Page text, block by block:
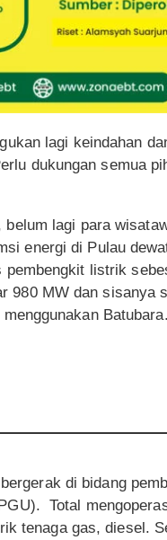
lagi keindahan
dukungan semua
lagi para
energi di Pulau
listrik
980 MW dan sisanya
Batubara.
di bidang
Total
tenaga gas, diesel.